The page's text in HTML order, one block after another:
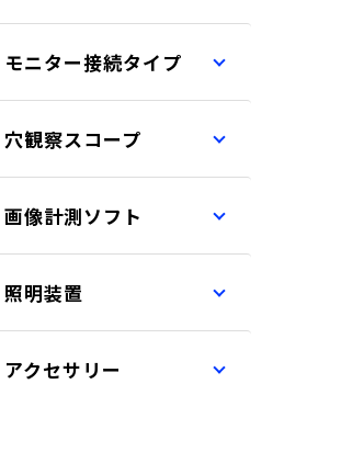
モニター接続タイプ
穴観察スコープ
画像計測ソフト
照明装置
アクセサリー